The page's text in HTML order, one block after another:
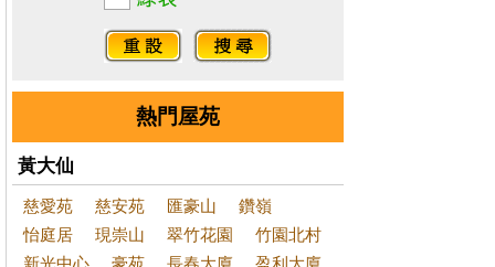
熱門屋苑
黃大仙
慈愛苑 慈安苑 匯豪山
鑽嶺
怡庭居
現崇山 翠竹花園
竹園北村
新光中心
豪苑 長春大廈
盈利大廈